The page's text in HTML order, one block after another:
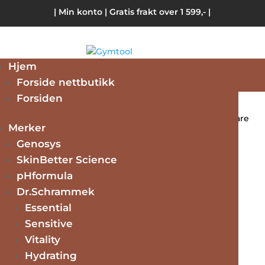
| Min konto | Gratis frakt over 1 599,- |
Hjem
Forside nettbutikk
Forsiden
Merker
Genosys
SkinBetter Science
pHformula
Dr.Schrammek
Essential
Sensitive
Vitality
Hydrating
/ Body Wonders- Frangipani Bodycare
Duo
Tilbud!
Body Wonders- Frangipani
Bodycare Duo
1348.00Opprinnelig
kr639.00